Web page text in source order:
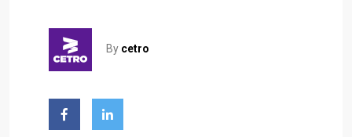
By cetro